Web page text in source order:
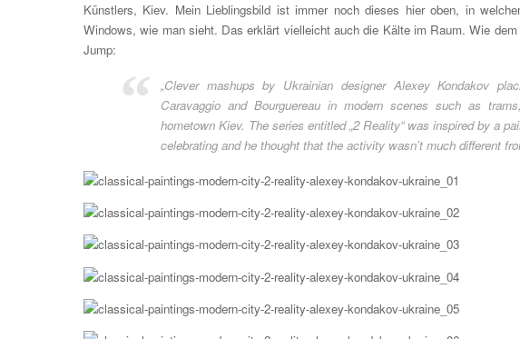
Künstlers, Kiev. Mein Lieblingsbild ist immer noch dieses hier oben, in
Windows, wie man sieht. Das erklärt vielleicht auch die Kälte im Raum. Wie
Jump:
„Clever mashups by Ukrainian designer Alexey Kondakov
Caravaggio and Bourguereau in modern scenes such as
hometown Kiev. The series entitled „2 Reality“ was inspired by a
celebrating and he thought that the activity wasn’t much different